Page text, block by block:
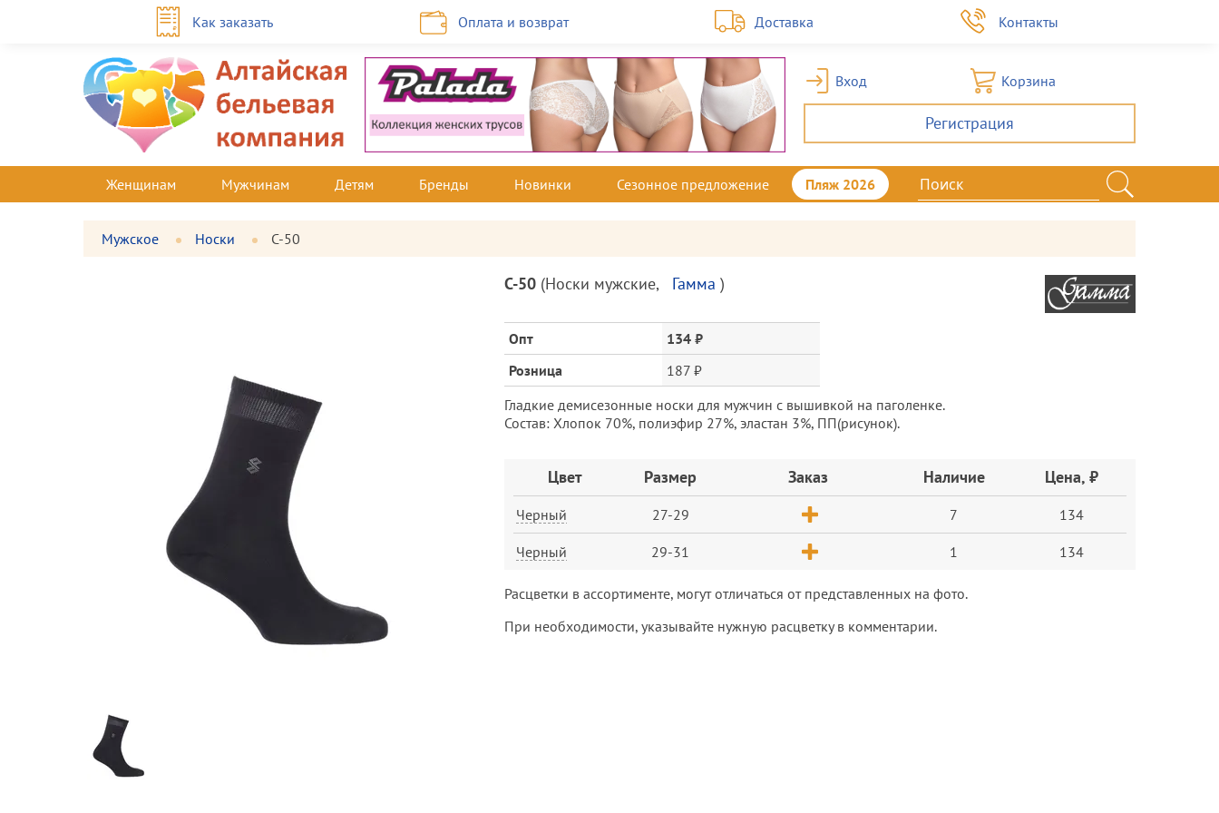
Как заказать Оплата и возврат Доставка Контакты
Вход Корзина
Регистрация
Женщинам Мужчинам Детям Бренды Новинки Сезонное предложение Пляж 2026
Мужское Носки С-50
Описание
товара
и
цена
С-50 (Носки мужские, Гамма )
Опт
134 ₽
Розница
187 ₽
Гладкие демисезонные носки для мужчин с вышивкой на паголенке.
Состав: Хлопок 70%, полиэфир 27%, эластан 3%, ПП(рисунок).
ЗаказЦвет Размер Заказ Наличие Цена, ₽
Черный 27-29 7 134
Черный 29-31 1 134
Расцветки в ассортименте, могут отличаться от представленных на фото.
При необходимости, указывайте нужную расцветку в комментарии.